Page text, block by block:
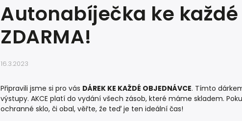
Autonabíječka ke
ZDARMA!
16.3.2023
Připravili jsme si pro vás DÁREK KE KAŽDÉ OBJEDNÁVCE. Tímto
výstupy. AKCE platí do vydání všech zásob, které máme skladem.
ochranné sklo, či obal, věřte, že teď je ten ideální čas!